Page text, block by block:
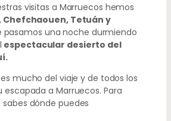
visitas a Marruecos hemos
Chefchaouen, Tetuán y
pasamos una noche durmiendo
espectacular desierto del
mucho del viaje y de todos los
a Marruecos. Para
dónde puedes